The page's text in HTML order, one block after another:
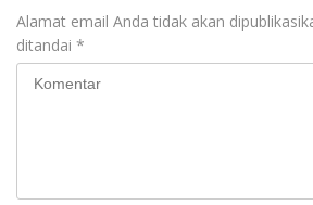
Alamat email Anda tidak akan
ditandai *